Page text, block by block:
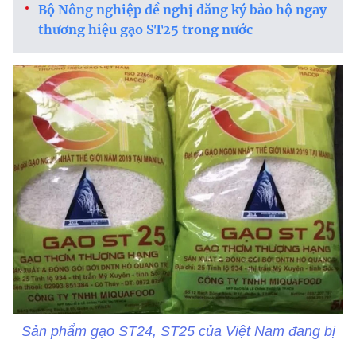
Bộ Nông nghiệp đề nghị đăng ký bảo hộ ngay
thương hiệu gạo ST25 trong nước
Sản phẩm gạo ST24, ST25 của Việt Nam đang bị